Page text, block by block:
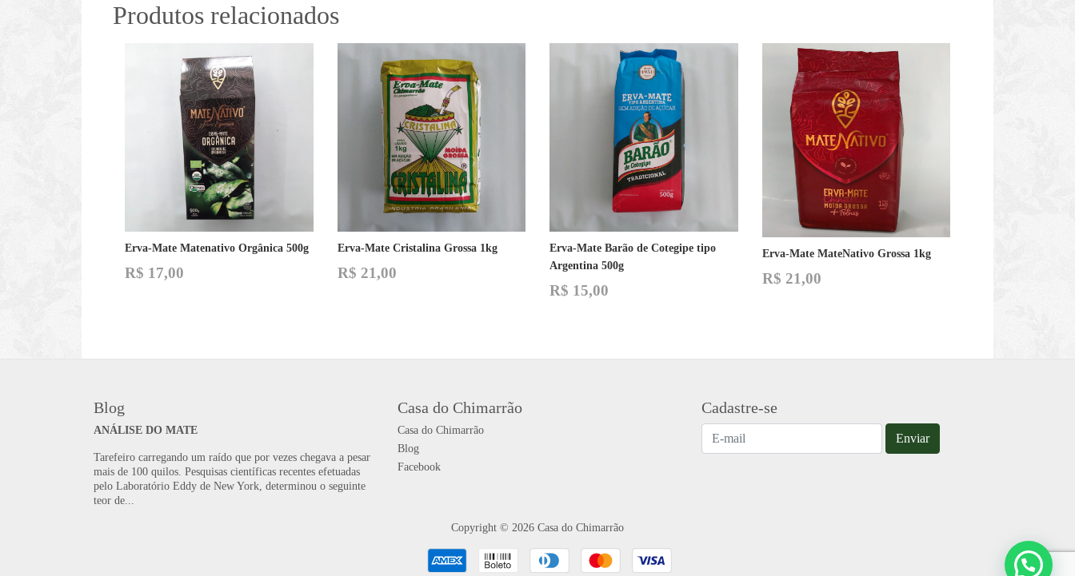
Produtos relacionados
Erva-Mate Matenativo Orgânica 500g
R$ 17,00
Erva-Mate Cristalina Grossa 1kg
R$ 21,00
Erva-Mate Barão de Cotegipe tipo
Argentina 500g
R$ 15,00
Erva-Mate MateNativo Grossa 1kg
R$ 21,00
Blog
ANÁLISE DO MATE
Tarefeiro carregando um raído que por vezes chegava a pesar
mais de 100 quilos. Pesquisas científicas recentes efetuadas
pelo Laboratório Eddy de New York, determinou o seguinte
teor de...
Casa do Chimarrão
Casa do Chimarrão
Blog
Facebook
Cadastre-se
Enviar
Copyright © 2026 Casa do Chimarrão